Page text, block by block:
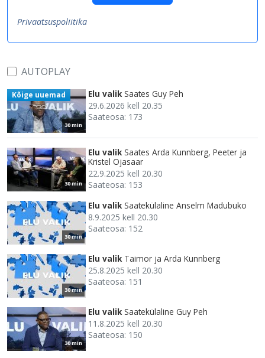
Privaatsuspoliitika
AUTOPLAY
30 min
Kõige uuemad Elu valik Saates Guy Peh
29.6.2026 kell 20.35
Saateosa: 173
30 min
Elu valik Saates Arda Kunnberg, Peeter ja
Kristel Ojasaar
22.9.2025 kell 20.30
Saateosa: 153
30 min
Elu valik Saatekülaline Anselm Madubuko
8.9.2025 kell 20.30
Saateosa: 152
30 min
Elu valik Taimor ja Arda Kunnberg
25.8.2025 kell 20.30
Saateosa: 151
30 min
Elu valik Saatekülaline Guy Peh
11.8.2025 kell 20.30
Saateosa: 150